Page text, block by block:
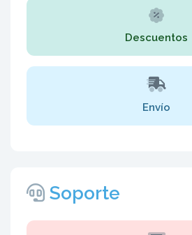
Descuentos
Envío
Soporte